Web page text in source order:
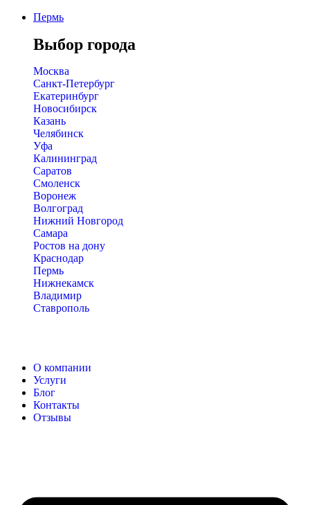
Пермь
Выбор города
Москва
Санкт-Петербург
Екатеринбург
Новосибирск
Казань
Челябинск
Уфа
Калининград
Саратов
Смоленск
Воронеж
Волгоград
Нижний Новгород
Самара
Ростов на дону
Краснодар
Пермь
Нижнекамск
Владимир
Ставрополь
О компании
Услуги
Блог
Контакты
Отзывы